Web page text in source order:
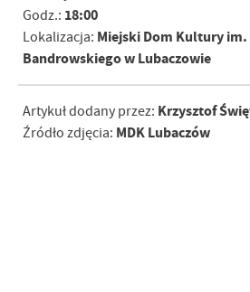
Godz.: 18:00
Lokalizacja: Miejski Dom Kultury im.
Bandrowskiego w Lubaczowie
Artykuł dodany przez: Krzysztof
Źródło zdjęcia: MDK Lubaczów